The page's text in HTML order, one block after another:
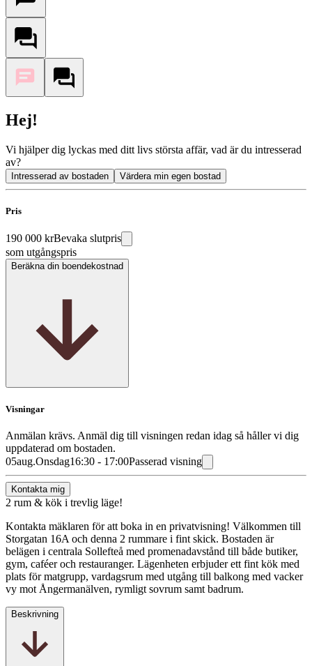
Hej!
Vi hjälper dig lyckas med ditt livs största affär, vad är du intresserad
av?
Intresserad av bostaden Värdera min egen bostad
Pris
190 000 krBevaka slutpris
som utgångspris
Beräkna din boendekostnad
Visningar
Anmälan krävs. Anmäl dig till visningen redan idag så håller vi dig
uppdaterad om bostaden.
05aug.Onsdag16:30 - 17:00Passerad visning
Kontakta mig
2 rum & kök i trevlig läge!
Kontakta mäklaren för att boka in en privatvisning! Välkommen till
Storgatan 16A och denna 2 rummare i fint skick. Bostaden är
belägen i centrala Sollefteå med promenadavstånd till både butiker,
gym, caféer och restauranger. Lägenheten erbjuder ett fint kök med
plats för matgrupp, vardagsrum med utgång till balkong med vacker
vy mot Ångermanälven, rymligt sovrum samt badrum.
Beskrivning